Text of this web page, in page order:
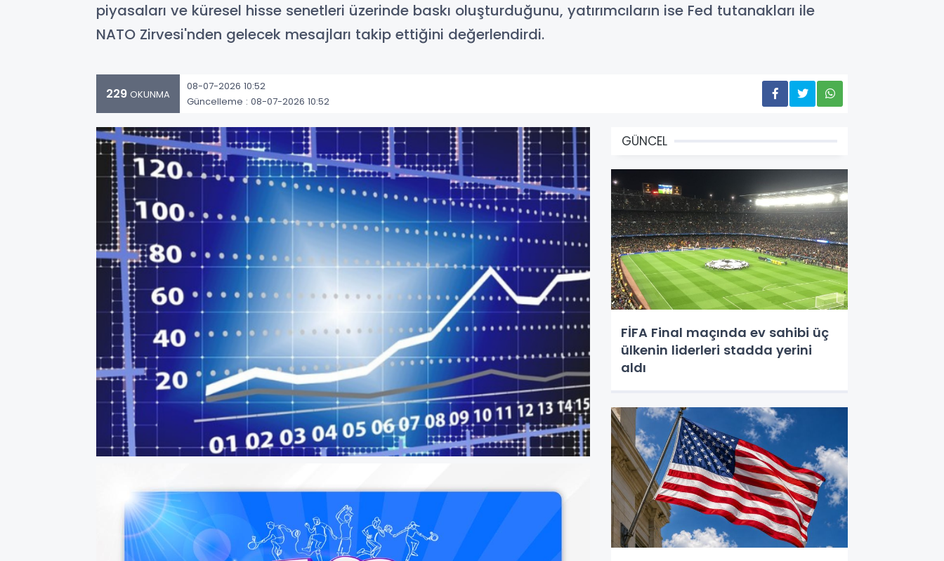
piyasaları ve küresel hisse senetleri üzerinde baskı oluşturduğunu, yatırımcıların ise Fed tutanakları ile
NATO Zirvesi'nden gelecek mesajları takip ettiğini değerlendirdi.
229 OKUNMA
08-07-2026 10:52
Güncelleme : 08-07-2026 10:52
GÜNCEL
FİFA Final maçında ev sahibi üç
ülkenin liderleri stadda yerini
aldı